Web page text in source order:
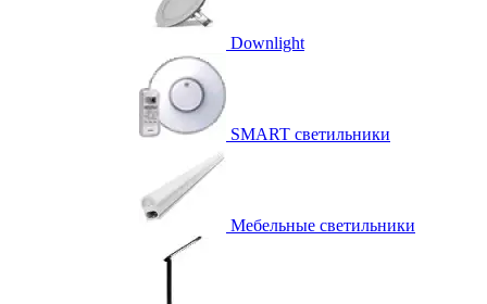
Downlight
SMART светильники
Мебельные светильники